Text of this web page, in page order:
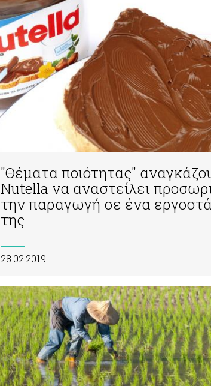
"Θέματα ποιότητας"
Νutella να αναστείλει
την παραγωγή σε ένα
της
28.02.2019